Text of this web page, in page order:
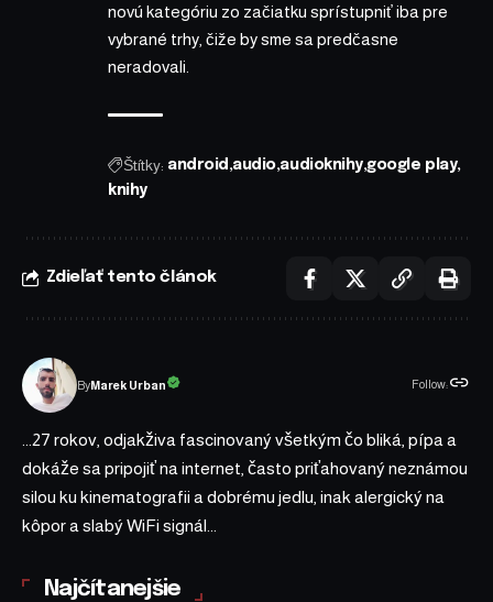
novú kategóriu zo začiatku sprístupniť iba pre
vybrané trhy, čiže by sme sa predčasne
neradovali.
Štítky: android audio audioknihy google play
knihy
Zdieľať tento článok
ByMarek Urban Follow:
...27 rokov, odjakživa fascinovaný všetkým čo bliká, pípa a
dokáže sa pripojiť na internet, často priťahovaný neznámou
silou ku kinematografii a dobrému jedlu, inak alergický na
kôpor a slabý WiFi signál...
Najčítanejšie